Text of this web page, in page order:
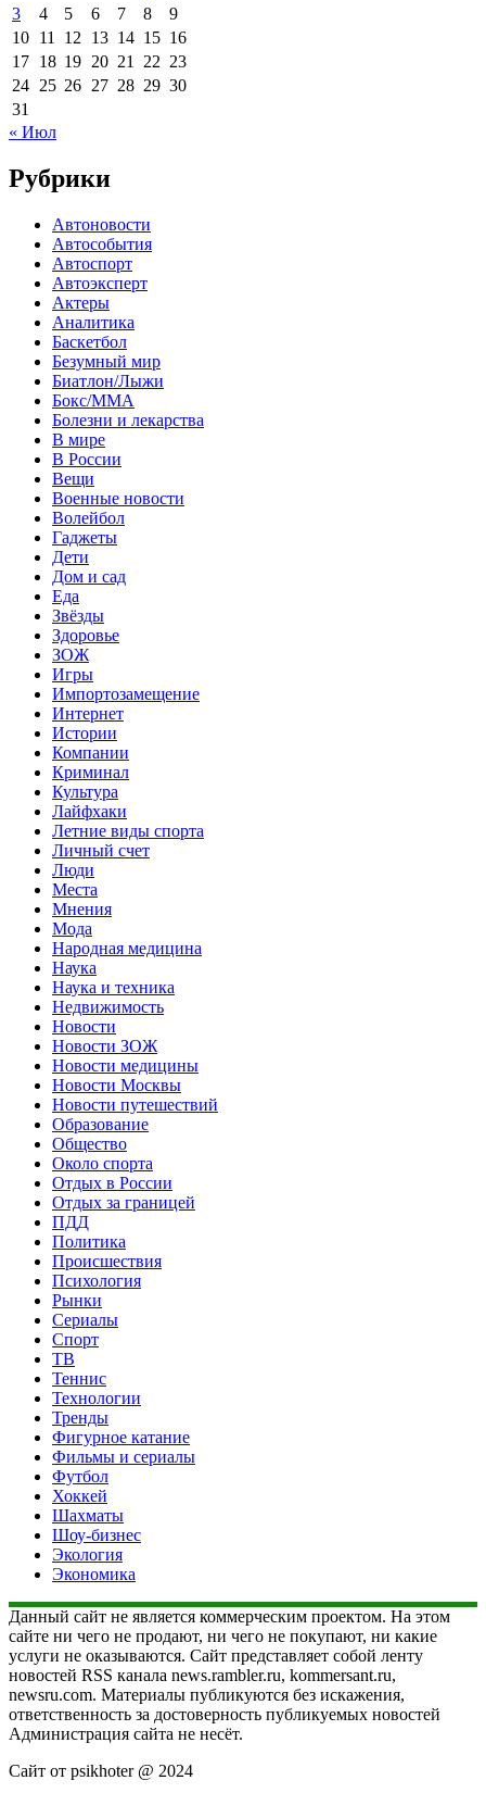
3
4 5 6 7 8
9
10 11 12 13 14 15 16
17 18 19 20 21 22 23
24 25 26 27 28 29 30
31
« Июл
Рубрики
Автоновости
Автособытия
Автоспорт
Автоэксперт
Актеры
Аналитика
Баскетбол
Безумный мир
Биатлон/Лыжи
Бокс/MMA
Болезни и лекарства
В мире
В России
Вещи
Военные новости
Волейбол
Гаджеты
Дети
Дом и сад
Еда
Звёзды
Здоровье
ЗОЖ
Игры
Импортозамещение
Интернет
Истории
Компании
Криминал
Культура
Лайфхаки
Летние виды спорта
Личный счет
Люди
Места
Мнения
Мода
Народная медицина
Наука
Наука и техника
Недвижимость
Новости
Новости ЗОЖ
Новости медицины
Новости Москвы
Новости путешествий
Образование
Общество
Около спорта
Отдых в России
Отдых за границей
ПДД
Политика
Происшествия
Психология
Рынки
Сериалы
Спорт
ТВ
Теннис
Технологии
Тренды
Фигурное катание
Фильмы и сериалы
Футбол
Хоккей
Шахматы
Шоу-бизнес
Экология
Экономика
Данный сайт не является коммерческим проектом. На этом
сайте ни чего не продают, ни чего не покупают, ни какие
услуги не оказываются. Сайт представляет собой ленту
новостей RSS канала news.rambler.ru, kommersant.ru,
newsru.com. Материалы публикуются без искажения,
ответственность за достоверность публикуемых новостей
Администрация сайта не несёт.
Сайт от psikhoter @ 2024